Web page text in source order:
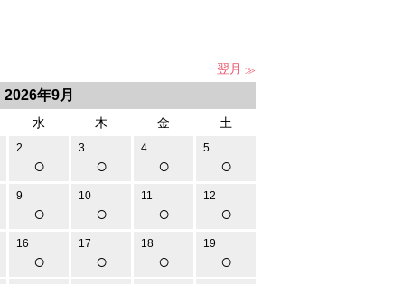
翌月
2026年9月
水 木 金 土
2
○
3
○
4
○
5
○
9
○
10
○
11
○
12
○
16
○
17
○
18
○
19
○